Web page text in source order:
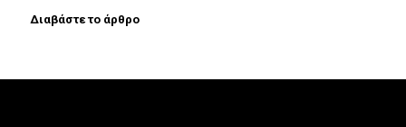
Διαβάστε το άρθρο